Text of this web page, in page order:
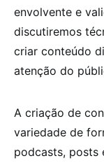
envolvente e
discutiremos
criar conteúdo
atenção do
A criação de
variedade de
podcasts, posts